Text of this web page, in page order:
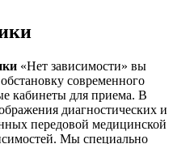
«Нет зависимости» вы
современного
кабинеты для приема. В
диагностических и
передовой медицинской
Мы специально